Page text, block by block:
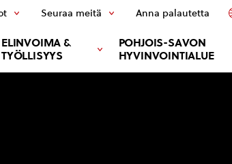
ELINVOIMA &
TYÖLLISYYS
POHJOIS-SAVON
HYVINVOINTIALUE
Seuraa meitä Anna palautetta